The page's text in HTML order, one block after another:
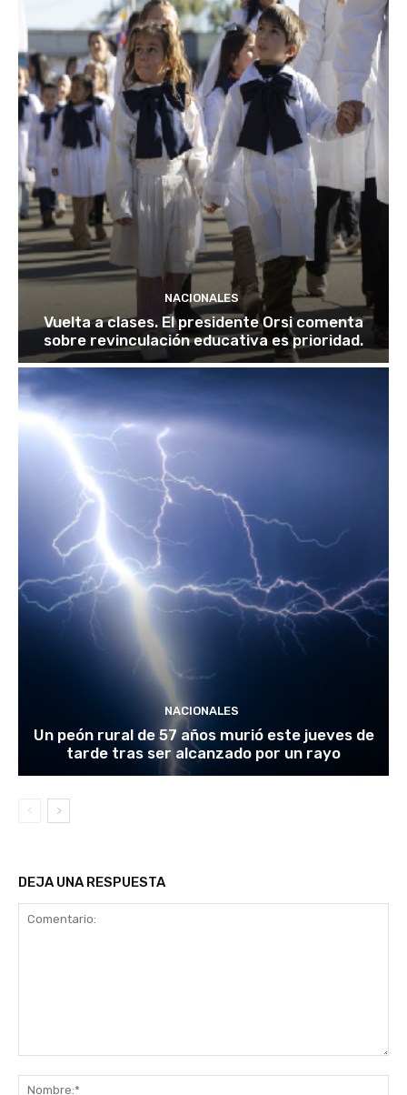
NACIONALES
Vuelta a clases. El presidente Orsi comenta
sobre revinculación educativa es prioridad.
NACIONALES
Un peón rural de 57 años murió este jueves de
tarde tras ser alcanzado por un rayo
DEJA UNA RESPUESTA